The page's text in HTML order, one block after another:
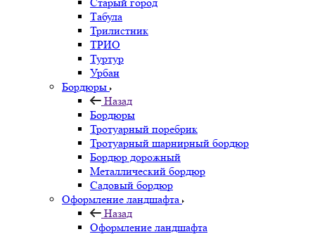
Табула
Трилистник
ТРИО
Туртур
Урбан
Бордюры
Назад
Бордюры
Тротуарный поребрик
Тротуарный шарнирный бордюр
Бордюр дорожный
Металлический бордюр
Садовый бордюр
Оформление ландшафта
Назад
Оформление ландшафта